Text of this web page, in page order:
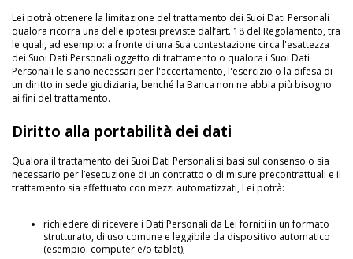
Lei potrà ottenere la limitazione del trattamento dei Suoi Dati Personali
qualora ricorra una delle ipotesi previste dall’art. 18 del Regolamento, tra
le quali, ad esempio: a fronte di una Sua contestazione circa l'esattezza
dei Suoi Dati Personali oggetto di trattamento o qualora i Suoi Dati
Personali le siano necessari per l'accertamento, l'esercizio o la difesa di
un diritto in sede giudiziaria, benché la Banca non ne abbia più bisogno
ai fini del trattamento.
Diritto alla portabilità dei dati
Qualora il trattamento dei Suoi Dati Personali si basi sul consenso o sia
necessario per l’esecuzione di un contratto o di misure precontrattuali e il
trattamento sia effettuato con mezzi automatizzati, Lei potrà:
richiedere di ricevere i Dati Personali da Lei forniti in un formato
strutturato, di uso comune e leggibile da dispositivo automatico
(esempio: computer e/o tablet);